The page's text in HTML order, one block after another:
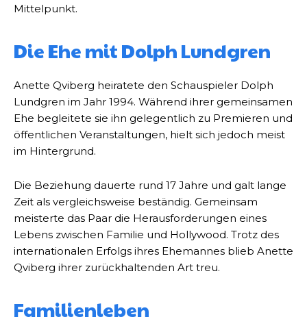
Mittelpunkt.
Die Ehe mit Dolph Lundgren
Anette Qviberg heiratete den Schauspieler Dolph
Lundgren im Jahr 1994. Während ihrer gemeinsamen
Ehe begleitete sie ihn gelegentlich zu Premieren und
öffentlichen Veranstaltungen, hielt sich jedoch meist
im Hintergrund.
Die Beziehung dauerte rund 17 Jahre und galt lange
Zeit als vergleichsweise beständig. Gemeinsam
meisterte das Paar die Herausforderungen eines
Lebens zwischen Familie und Hollywood. Trotz des
internationalen Erfolgs ihres Ehemannes blieb Anette
Qviberg ihrer zurückhaltenden Art treu.
Familienleben